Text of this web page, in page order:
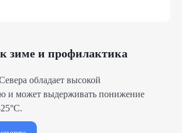
зиме и профилактика
обладает высокой
и может выдерживать понижение